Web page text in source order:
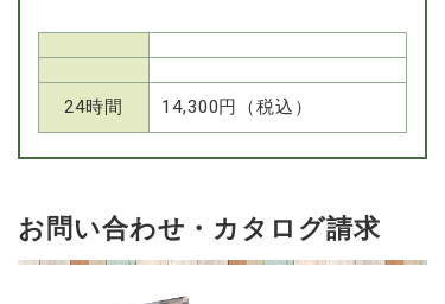
24時間 14,300円（税込）
お問い合わせ・カタログ請求